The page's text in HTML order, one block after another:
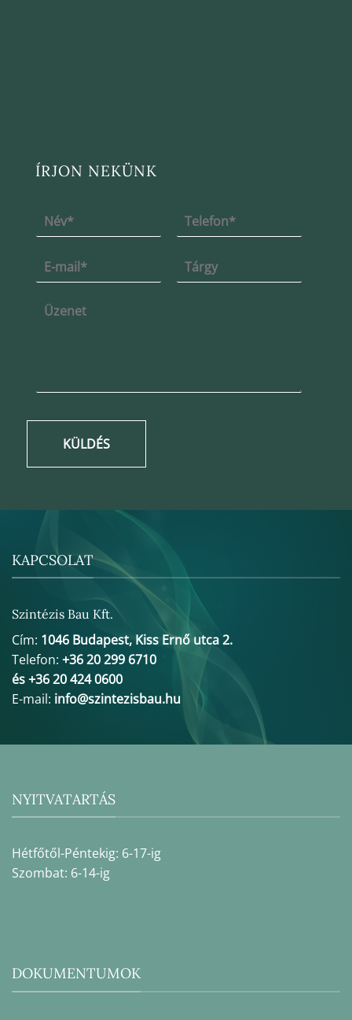
ÍRJON NEKÜNK
KÜLDÉS
KAPCSOLAT
Szintézis Bau Kft.
Cím: 1046 Budapest, Kiss Ernő utca 2.
Telefon: +36 20 299 6710
és +36 20 424 0600
E-mail: info@szintezisbau.hu
NYITVATARTÁS
Hétfőtől-Péntekig: 6-17-ig
Szombat: 6-14-ig
DOKUMENTUMOK